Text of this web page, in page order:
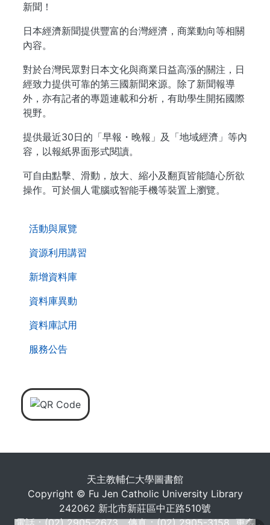
活動與展覽
資源利用講習
新增資料庫
資料庫異動
資料庫試用
服務公告
新聞！
日本經濟新聞提供豐富的台灣經濟，商業動向等相關
內容。
對於台灣民眾對日本文化與商業日益高漲的關注，日
經致力提供可靠的第三國新聞來源。除了新聞報導
外，亦有記者的專題連載和分析，有助學生開拓國際
視野。
提供最近30日的「早報・晚報」及「地域經濟」等內
容，以報紙界面形式閱讀。
可自由點擊、滑動，放大、縮小及翻頁皆能隨心所欲
操作。可於個人電腦或智能手機等裝置上瀏覽。
天主教輔仁大學圖書館
Copyright © Fu Jen Catholic University Library
242062 新北市新莊區中正路510號
電話：(02) 2905-2673 傳真：(02) 2905-3158更多